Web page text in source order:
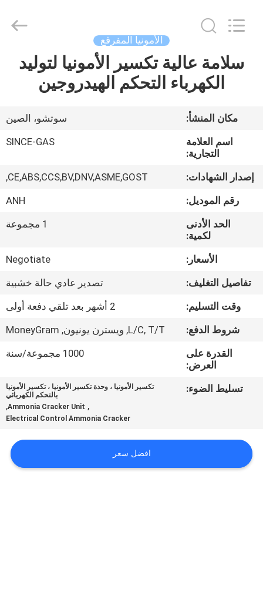
بيت
معلومات
جولة
المصنع
مراقبة
الجودة
اتصل
اطلب
عرض
Technology
Co.,Ltd.
الأمونيا المفرقع
سلامة عالية تكسير الأمونيا لتوليد
الكهرباء التحكم الهيدروجين
مكان المنشأ:
سوتشو، الصين
اسم العلامة
التجارية:
SINCE-GAS
إصدار الشهادات:
CE,ABS,CCS,BV,DNV,ASME,GOST,
رقم الموديل:
ANH
الحد الأدنى
لكمية:
1 مجموعة
الأسعار:
Negotiate
تفاصيل التغليف:
تصدير عادي حالة خشبية
وقت التسليم:
2 أشهر بعد تلقي دفعة أولى
شروط الدفع:
L/C, T/T, ويسترن يونيون, MoneyGram
القدرة على
العرض:
1000 مجموعة/سنة
تسليط الضوء:
تكسير الأمونيا ، وحدة تكسير الأمونيا ، تكسير الأمونيا
بالتحكم الكهربائي
,
Ammonia Cracker Unit
,
Electrical Control Ammonia Cracker
افضل سعر